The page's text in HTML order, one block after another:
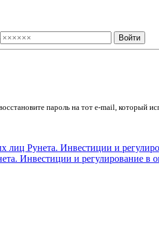
пароль на тот e-mail, который
Инвестиции и регулирование в